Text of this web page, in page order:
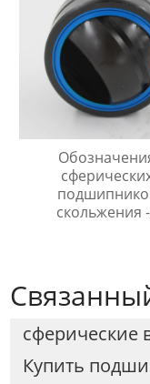
скольжения
сферические
Купить